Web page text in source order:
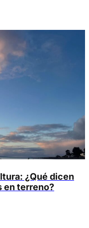
en el
más
hallazgos de esta
¿Qué dicen
en terreno?